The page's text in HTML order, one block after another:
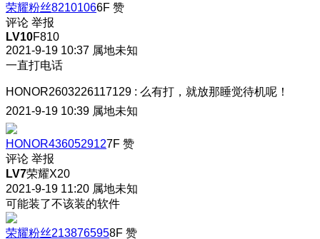
荣耀粉丝82101066F 赞
评论 举报
LV10F810
2021-9-19 10:37 属地未知
一直打电话
HONOR2603226117129 : 么有打，就放那睡觉待机呢！
2021-9-19 10:39 属地未知
HONOR4360529127F 赞
评论 举报
LV7荣耀X20
2021-9-19 11:20 属地未知
可能装了不该装的软件
荣耀粉丝2138765958F 赞